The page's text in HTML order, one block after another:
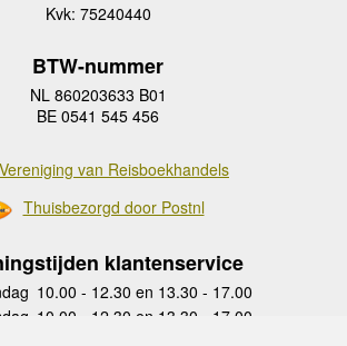
Kvk: 75240440
BTW-nummer
NL 860203633 B01
BE 0541 545 456
Vereniging van Reisboekhandels
Thuisbezorgd door Postnl
klantenservice
10.00 - 12.30 en 13.30 - 17.00
10.00 - 12.30 en 13.30 - 17.00